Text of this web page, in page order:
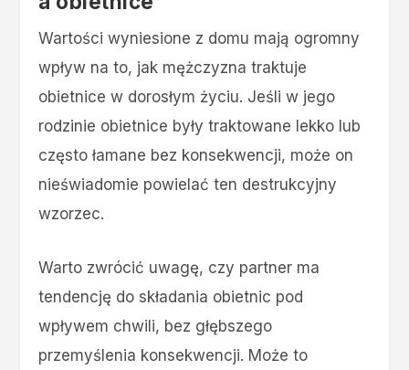
Wartości wyniesione z domu mają ogromny
wpływ na to, jak mężczyzna traktuje
obietnice w dorosłym życiu. Jeśli w jego
rodzinie obietnice były traktowane lekko lub
często łamane bez konsekwencji, może on
nieświadomie powielać ten destrukcyjny
wzorzec.
Warto zwrócić uwagę, czy partner ma
tendencję do składania obietnic pod
wpływem chwili, bez głębszego
przemyślenia konsekwencji. Może to